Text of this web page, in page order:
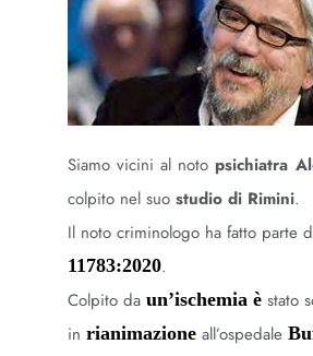
Siamo vicini al notopsichiatra
colpito nel suo studio di Rimini.
Il noto criminologo ha fatto parte
11783:2020.
Colpito da un’ischemia è stato
in rianimazione all’ospedale